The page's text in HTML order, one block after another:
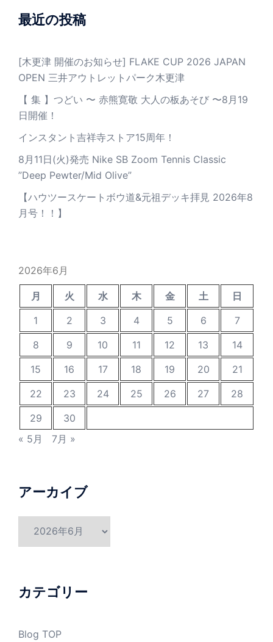
最近の投稿
[木更津 開催のお知らせ] FLAKE CUP 2026 JAPAN
OPEN 三井アウトレットパーク木更津
【 集 】つどい 〜 赤熊寛敬 大人の板あそび 〜8月19
日開催！
インスタント吉祥寺ストア15周年！
8月11日(火)発売 Nike SB Zoom Tennis Classic
”Deep Pewter/Mid Olive”
【ハウツースケートボウ道&元祖デッキ拝見 2026年8
月号！！】
2026年6月
月 火 水 木 金 土
日
1
2 3 4 5 6
7
8
9 10 11 12 13
14
15
16 17 18 19 20
21
22
23 24 25 26 27
28
29
30
« 5月
7月 »
アーカイブ
ブ
カテゴリー
Blog TOP